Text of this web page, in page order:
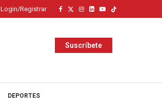
Login/Registrar
Suscríbete
DEPORTES